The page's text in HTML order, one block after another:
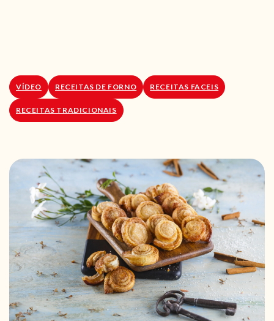
VÍDEO RECEITAS DE FORNO RECEITAS FACEIS
RECEITAS TRADICIONAIS